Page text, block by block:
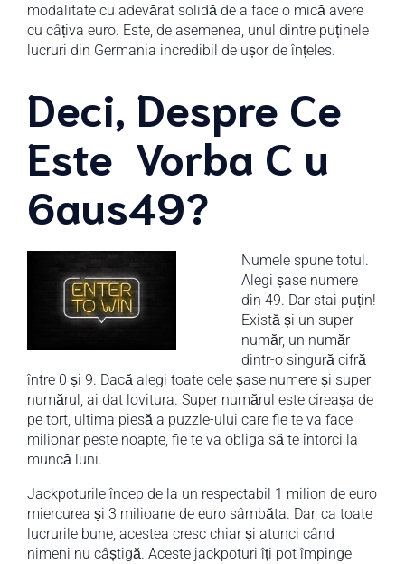
modalitate cu adevărat solidă de a face o mică avere
cu câțiva euro. Este, de asemenea, unul dintre puținele
lucruri din Germania incredibil de ușor de înțeles.
Deci, Despre Ce
Este Vorba C u
6aus49?
Numele spune totul.
Alegi șase numere
din 49. Dar stai puțin!
Există și un super
număr, un număr
dintr-o singură cifră
între 0 și 9. Dacă alegi toate cele șase numere și super
numărul, ai dat lovitura. Super numărul este cireașa de
pe tort, ultima piesă a puzzle-ului care fie te va face
milionar peste noapte, fie te va obliga să te întorci la
muncă luni.
Jackpoturile încep de la un respectabil 1 milion de euro
miercurea și 3 milioane de euro sâmbăta. Dar, ca toate
lucrurile bune, acestea cresc chiar și atunci când
nimeni nu câștigă. Aceste jackpoturi îți pot împinge